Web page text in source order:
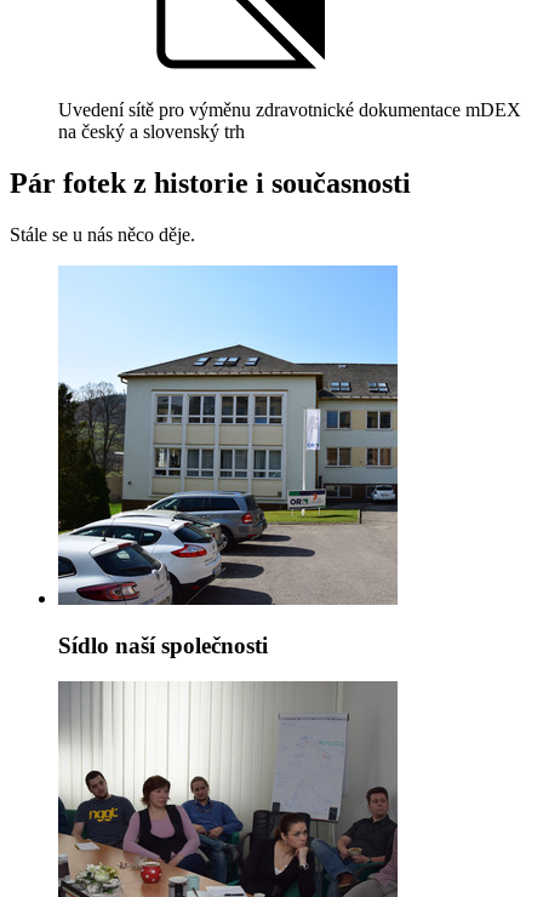
Uvedení sítě pro výměnu zdravotnické dokumentace mDEX
na český a slovenský trh
Pár fotek z historie i současnosti
Stále se u nás něco děje.
Sídlo naší společnosti